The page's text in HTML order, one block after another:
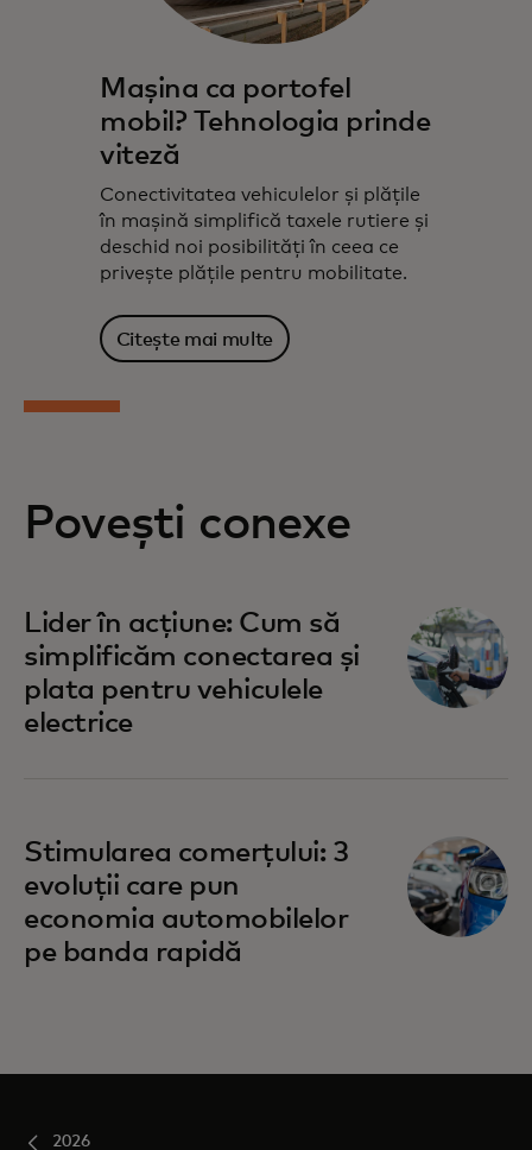
Mașina ca portofel
mobil? Tehnologia prinde
viteză
Conectivitatea vehiculelor și plățile
în mașină simplifică taxele rutiere și
deschid noi posibilități în ceea ce
privește plățile pentru mobilitate.
Citește mai multe
Povești conexe
Lider în acțiune: Cum să
simplificăm conectarea și
plata pentru vehiculele
electrice
Stimularea comerțului: 3
evoluții care pun
economia automobilelor
pe banda rapidă
2026